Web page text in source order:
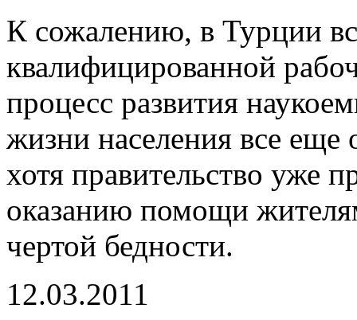
К сожалению, в Турции
квалифицированной
процесс развития
жизни населения все еще
хотя правительство уже
оказанию помощи
чертой бедности.
12.03.2011